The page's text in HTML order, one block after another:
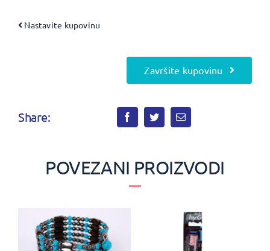
Nastavite kupovinu
Završite kupovinu
Share:
POVEZANI PROIZVODI